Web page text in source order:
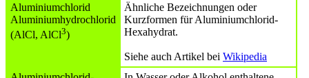
Aluminiumchlorid
Aluminiumhydrochlorid
(AlCl, AlCl3)
Ähnliche Bezeichnungen oder
Kurzformen für Aluminiumchlorid-
Hexahydrat.
Siehe auch Artikel bei Wikipedia